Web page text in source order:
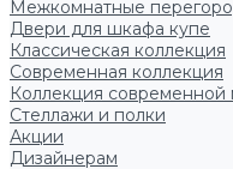
Межкомнатные
Двери для шкафа купе
Классическая коллекция
Современная коллекция
Коллекция современной
Стеллажи и полки
Акции
Дизайнерам